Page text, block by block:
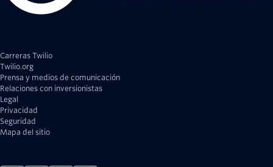
Carreras Twilio
Twilio.org
Prensa y medios de comunicación
Relaciones con inversionistas
Legal
Privacidad
Seguridad
Mapa del sitio